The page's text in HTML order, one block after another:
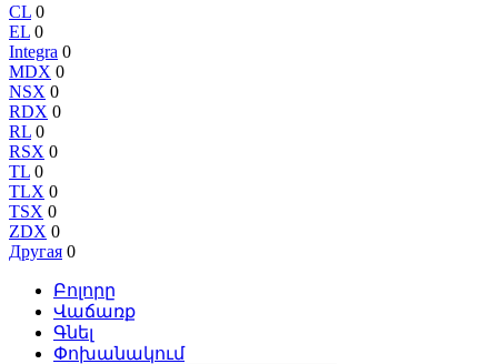
CL 0
EL 0
Integra 0
MDX 0
NSX 0
RDX 0
RL 0
RSX 0
TL 0
TLX 0
TSX 0
ZDX 0
Другая 0
Բոլորը
Վաճառք
Գնել
Փոխանակում